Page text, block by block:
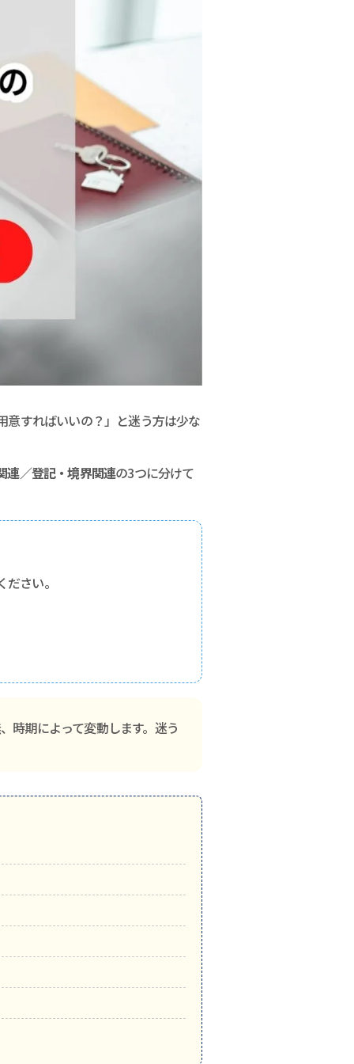
意すればいいの？」と迷う方は少な
連／登記・境界関連の3つに分けて
さい。
時期によって変動します。迷う